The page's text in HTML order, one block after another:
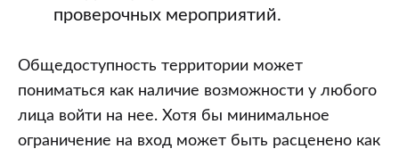
проверочных мероприятий.
Общедоступность территории может
пониматься как наличие возможности у любого
лица войти на нее. Хотя бы минимальное
ограничение на вход может быть расценено как